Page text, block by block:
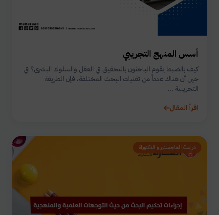
أسس المنهج التجريبي
كيف بالضبط يقوم الباحثون بالتحقيق في العقل والسلوك البشري؟ في
حين أن هناك عدداً من تقنيات البحث المختلفة، فإن الطريقة
التجريبية ...
اقرأ المقال
دراسة الماجستير و الدكتوراة